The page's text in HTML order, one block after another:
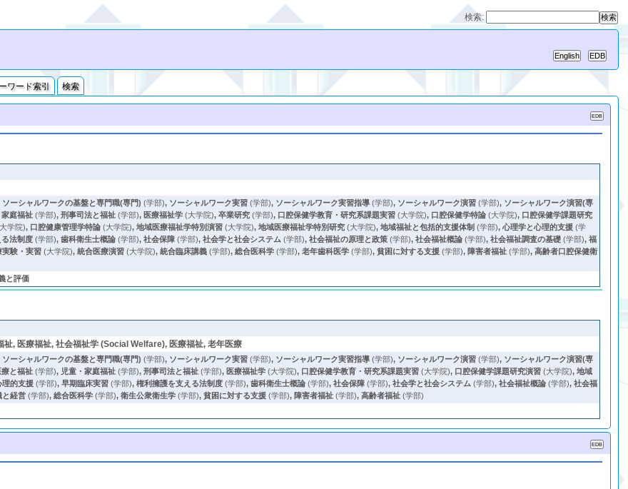
検索:
ワード索引 検索
ソーシャルワークの基盤と専門職(専門) (学部), ソーシャルワーク実習 (学部), ソーシャルワーク実習指導 (学部), ソーシャルワーク演習 (学部), ソーシャルワーク演習(専
家庭福祉 (学部),刑事司法と福祉 (学部), 医療福祉学 (大学院),卒業研究 (学部), 口腔保健学教育・研究系課題実習 (大学院), 口腔保健学特論 (大学院), 口腔保健学課題研究
学院), 口腔健康管理学特論 (大学院),地域医療福祉学特別演習 (大学院),地域医療福祉学特別研究 (大学院),地域福祉と包括的支援体制 (学部),心理学と心理的支援 (学
法制度 (学部),歯科衛生士概論 (学部),社会保障 (学部),社会学と社会システム (学部),社会福祉の原理と政策 (学部),社会福祉概論 (学部),社会福祉調査の基礎 (学部),福
実験・実習 (大学院),統合医療演習 (大学院),統合臨床講義 (学部),総合医科学 (学部),老年歯科医学 (学部),貧困に対する支援 (学部), 障害者福祉 (学部),高齢者口腔保健衛
と評価
, 医療福祉, 社会福祉学 (Social Welfare), 医療福祉, 老年医療
ソーシャルワークの基盤と専門職(専門) (学部), ソーシャルワーク実習 (学部), ソーシャルワーク実習指導 (学部), ソーシャルワーク演習 (学部), ソーシャルワーク演習(専
療と福祉 (学部), 児童・家庭福祉 (学部),刑事司法と福祉 (学部), 医療福祉学 (大学院), 口腔保健学教育・研究系課題実習 (大学院), 口腔保健学課題研究演習 (大学院),地域
理的支援 (学部),早期臨床実習 (学部),権利擁護を支える法制度 (学部),歯科衛生士概論 (学部),社会保障 (学部),社会学と社会システム (学部),社会福祉概論 (学部),社会福
と経営 (学部),総合医科学 (学部),衛生公衆衛生学 (学部),貧困に対する支援 (学部), 障害者福祉 (学部),高齢者福祉 (学部)